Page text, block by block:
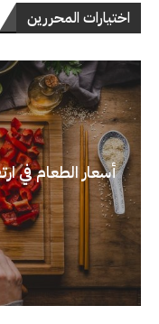
اختيارات المحررين
أسعار الطعام في